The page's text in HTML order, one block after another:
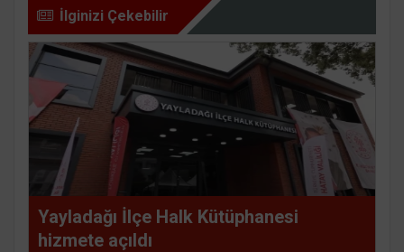
İlginizi Çekebilir
Yayladağı İlçe Halk Kütüphanesi
hizmete açıldı